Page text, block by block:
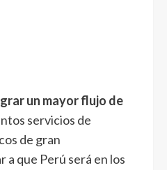
un mayor flujo de
servicios de
de gran
a que Perú será en los